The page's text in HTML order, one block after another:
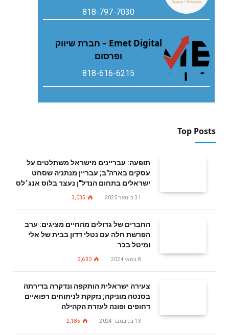
818-797-7030
Emet Digital – חברת שיווק
ופרסום
818-616-6215
Top Posts
תופעה: עבריינים מישראל משתלטים על
עסקים בארה"ב; עבריין מנתניה שסחט
ישראלים בתחום הנדל"ן נעצר בלוס אנג׳לס
31 בינואר 2025 3,035
החברים של גדולים מהחיים מציגים: ערב
הפרשת חלה עם נטלי דדון בבית של אלי
ומיטל בכר
8 במאי 2024 2,630
צעירה ישראלית הותקפה ונדקרה בדירתה
בסנטה מוניקה; נזקקת לניתוחים רפואיים
דחופים ופונה לעזרת הקהילה
13 בנובמבר 2024 2,185